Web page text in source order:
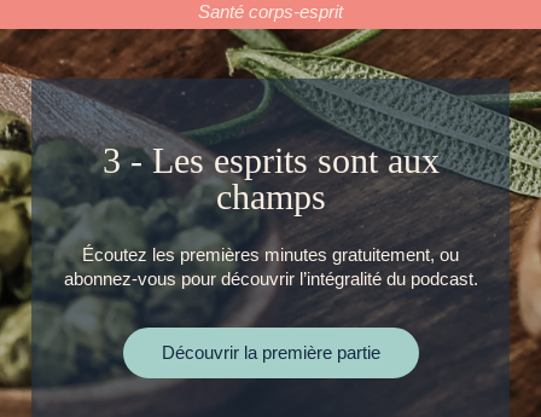
Santé corps-esprit
3 - Les esprits sont aux
champs
Écoutez les premières minutes gratuitement, ou
abonnez-vous pour découvrir l’intégralité du podcast.
Découvrir la première partie